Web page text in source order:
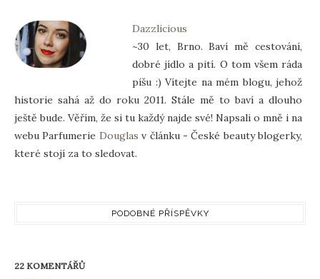
Dazzlicious
~30 let, Brno. Baví mě cestování,
dobré jídlo a pití. O tom všem ráda
píšu :) Vítejte na mém blogu, jehož
historie sahá až do roku 2011. Stále mě to baví a dlouho
ještě bude. Věřím, že si tu každý najde své! Napsali o mně i na
webu Parfumerie Douglas v článku - České beauty blogerky,
které stojí za to sledovat.
PODOBNÉ PŘÍSPĚVKY
22 KOMENTÁŘŮ